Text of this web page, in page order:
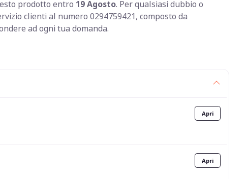
prodotto entro 19 Agosto. Per qualsiasi dubbio o
clienti al numero 0294759421, composto da
ad ogni tua domanda.